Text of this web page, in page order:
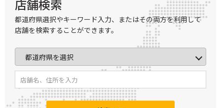
店舗検索
都道府県選択やキーワード入力、またはその両方を利用して
店舗を検索することができます。